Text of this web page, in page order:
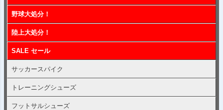
野球大処分！
陸上大処分！
SALE セール
サッカースパイク
トレーニングシューズ
フットサルシューズ